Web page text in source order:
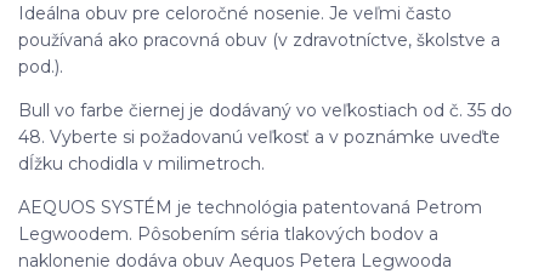
Ideálna obuv pre celoročné nosenie. Je veľmi často
používaná ako pracovná obuv (v zdravotníctve, školstve a
pod.).
Bull vo farbe čiernej je dodávaný vo veľkostiach od č. 35 do
48. Vyberte si požadovanú veľkosť a v poznámke uveďte
dĺžku chodidla v milimetroch.
AEQUOS SYSTÉM je technológia patentovaná Petrom
Legwoodem. Pôsobením séria tlakových bodov a
naklonenie dodáva obuv Aequos Petera Legwooda